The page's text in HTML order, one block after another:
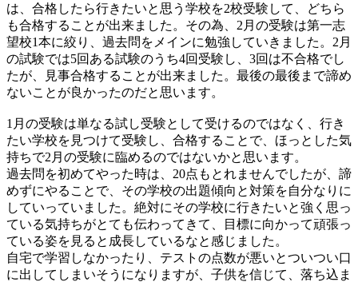
は、合格したら行きたいと思う学校を2校受験して、どちら
も合格することが出来ました。その為、2月の受験は第一志
望校1本に絞り、過去問をメインに勉強していきました。2月
の試験では5回ある試験のうち4回受験し、3回は不合格でし
たが、見事合格することが出来ました。最後の最後まで諦め
ないことが良かったのだと思います。
1月の受験は単なる試し受験として受けるのではなく、行き
たい学校を見つけて受験し、合格することで、ほっとした気
持ちで2月の受験に臨めるのではないかと思います。
過去問を初めてやった時は、20点もとれませんでしたが、諦
めずにやることで、その学校の出題傾向と対策を自分なりに
していっていました。絶対にその学校に行きたいと強く思っ
ている気持ちがとても伝わってきて、目標に向かって頑張っ
ている姿を見ると成長しているなと感じました。
自宅で学習しなかったり、テストの点数が悪いとついつい口
に出してしまいそうになりますが、子供を信じて、落ち込ま